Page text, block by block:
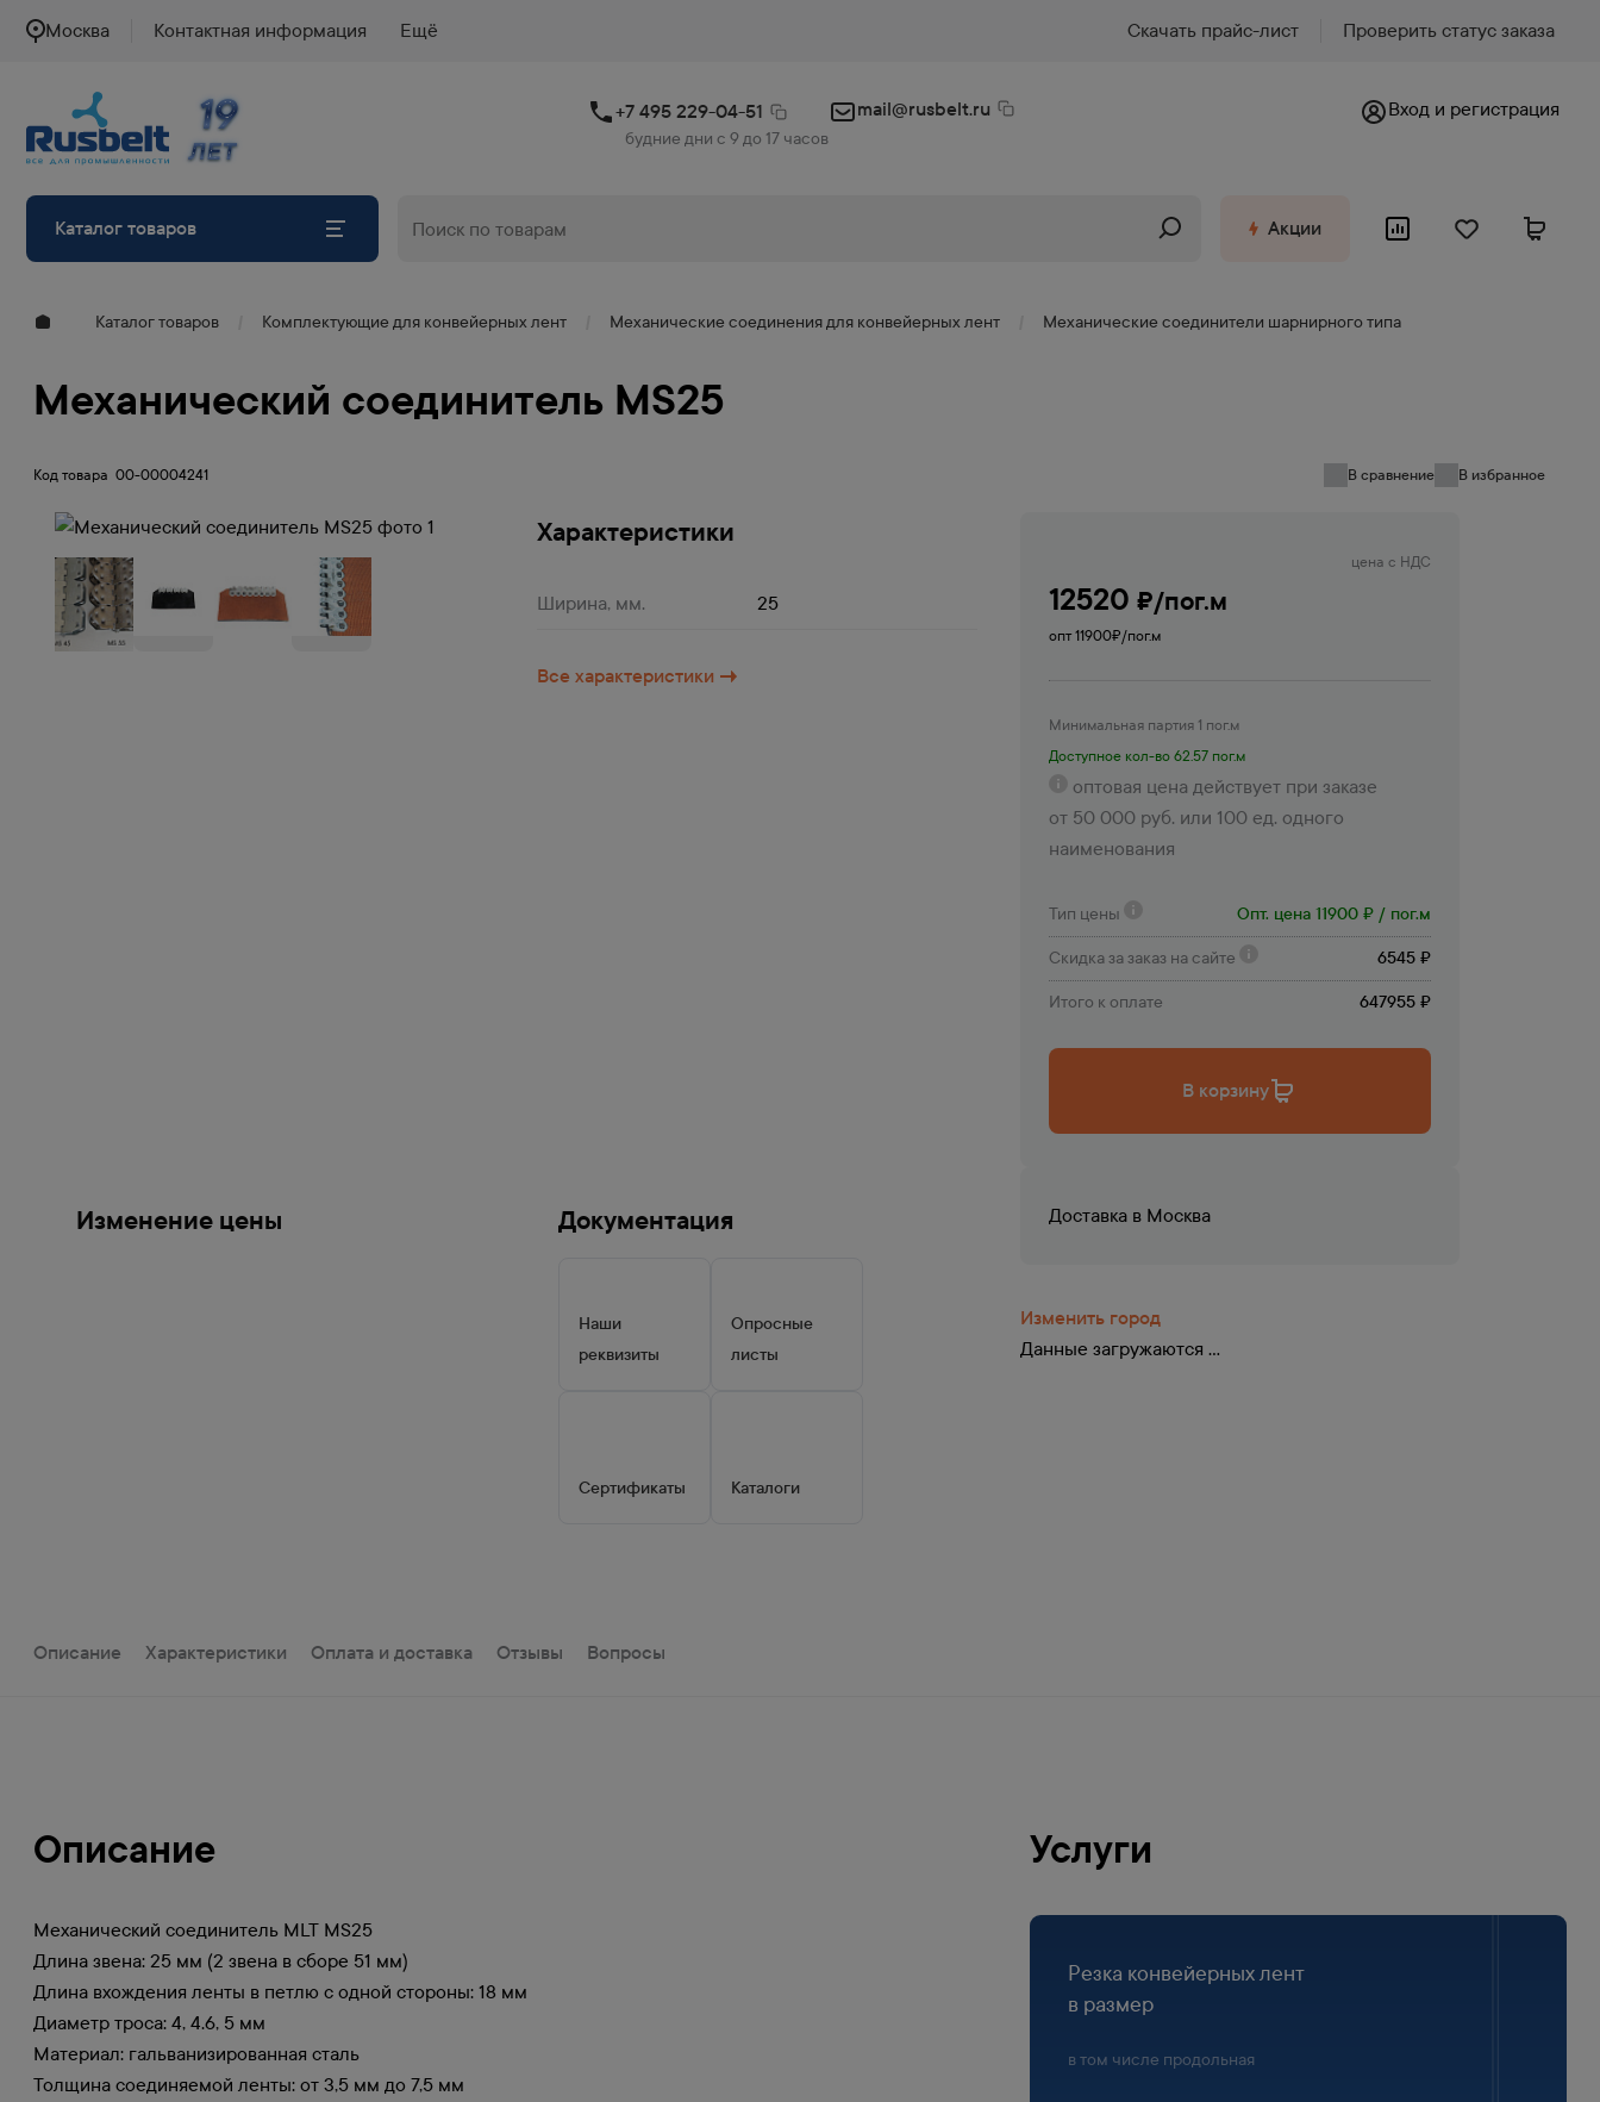
Москва Контактная информация Ещё Скачать прайс-лист Проверить статус заказа
19
ЛЕТ
19
ЛЕТ
+7 495 229-04-51
будние дни с 9 до 17 часов
mail@rusbelt.ru Вход и регистрация
Каталог товаров Акции
Каталог товаров Комплектующие для конвейерных лент Механические соединения для конвейерных лент Механические соединители шарнирного типа
Механический соединитель MS25
Код товара 00-00004241 В сравнение В избранное
Характеристики
Ширина, мм. 25
Все характеристики
цена с НДС
12520 ₽/пог.м
опт 11900₽/пог.м
Минимальная партия 1 пог.м
Доступное кол-во 62.57 пог.м
оптовая цена действует при заказе
от 50 000 руб. или 100 ед. одного
наименования
Тип цены Опт. цена 11900 ₽ / пог.м
Скидка за заказ на сайте 6545 ₽
Итого к оплате 647955 ₽
В корзину
Изменение цены Документация
Наши
реквизиты
Опросные
листы
Сертификаты Каталоги
Доставка в Москва
Изменить город
Данные загружаются ...
Описание Характеристики Оплата и доставка Отзывы Вопросы
Описание
Механический соединитель MLT MS25
Длина звена: 25 мм (2 звена в сборе 51 мм)
Длина вхождения ленты в петлю с одной стороны: 18 мм
Диаметр троса: 4, 4.6, 5 мм
Материал: гальванизированная сталь
Толщина соединяемой ленты: от 3,5 мм до 7,5 мм
Услуги
Резка конвейерных лент
в размер
в том числе продольная